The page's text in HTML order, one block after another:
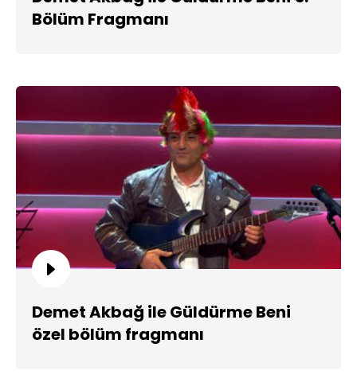
Bölüm Fragmanı
Demet Akbağ ile Güldürme Beni
özel bölüm fragmanı